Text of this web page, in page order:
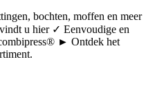
bochten, moffen en meer
u hier ✓ Eenvoudige en
► Ontdek het